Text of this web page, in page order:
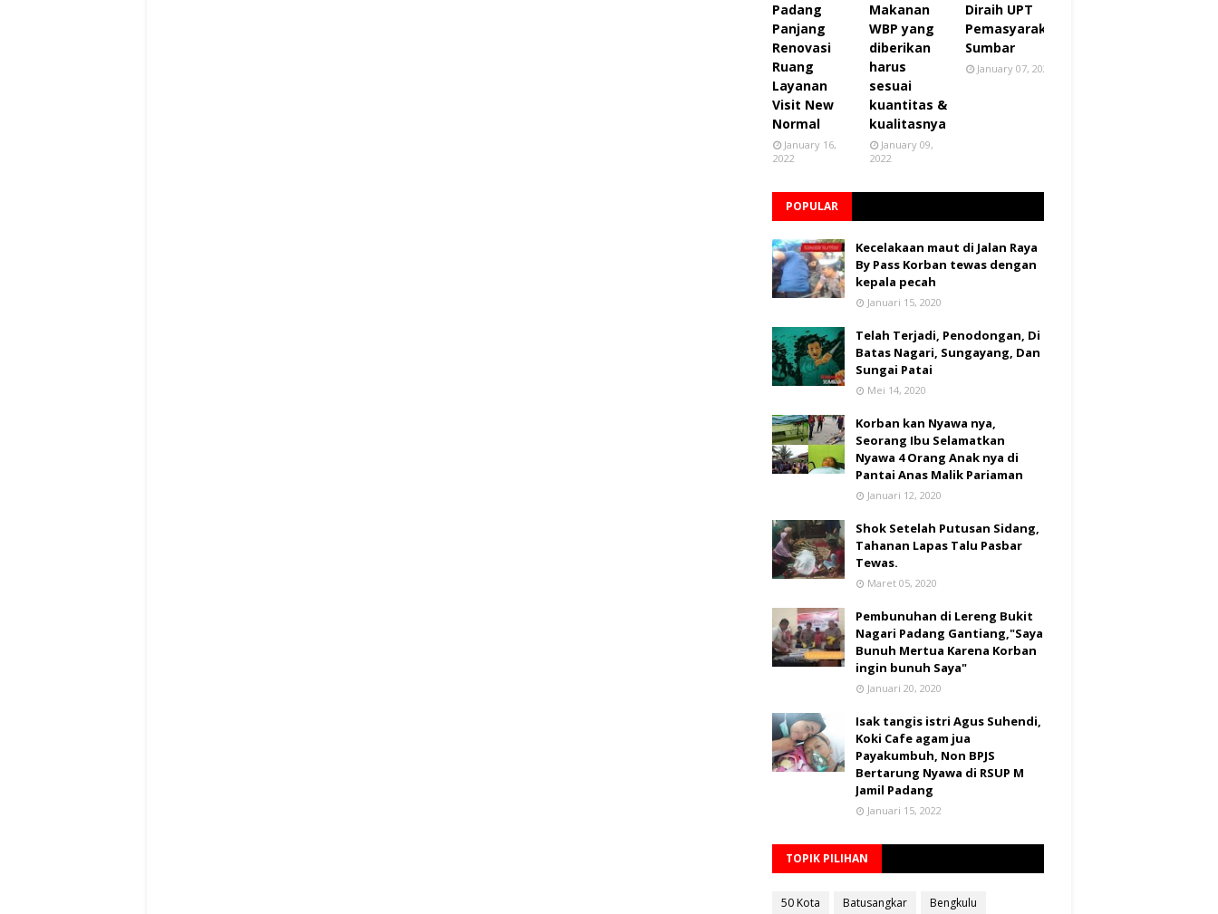
Padang
Panjang
Renovasi
Ruang
Layanan
Visit New
Normal
January 16,
2022
Makanan
WBP yang
diberikan
harus
sesuai
kuantitas &
kualitasnya
January 09,
2022
Diraih UPT
Pemasyarakatan
Sumbar
January 07, 2022
POPULAR
Kecelakaan maut di Jalan Raya
By Pass Korban tewas dengan
kepala pecah
Januari 15, 2020
Telah Terjadi, Penodongan, Di
Batas Nagari, Sungayang, Dan
Sungai Patai
Mei 14, 2020
Korban kan Nyawa nya,
Seorang Ibu Selamatkan
Nyawa 4 Orang Anak nya di
Pantai Anas Malik Pariaman
Januari 12, 2020
Shok Setelah Putusan Sidang,
Tahanan Lapas Talu Pasbar
Tewas.
Maret 05, 2020
Pembunuhan di Lereng Bukit
Nagari Padang Gantiang,"Saya
Bunuh Mertua Karena Korban
ingin bunuh Saya"
Januari 20, 2020
Isak tangis istri Agus Suhendi,
Koki Cafe agam jua
Payakumbuh, Non BPJS
Bertarung Nyawa di RSUP M
Jamil Padang
Januari 15, 2022
TOPIK PILIHAN
50 Kota Batusangkar Bengkulu